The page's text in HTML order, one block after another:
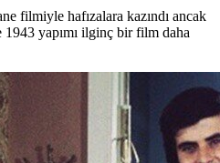
filmiyle hafızalara kazındı ancak
yapımı ilginç bir film daha